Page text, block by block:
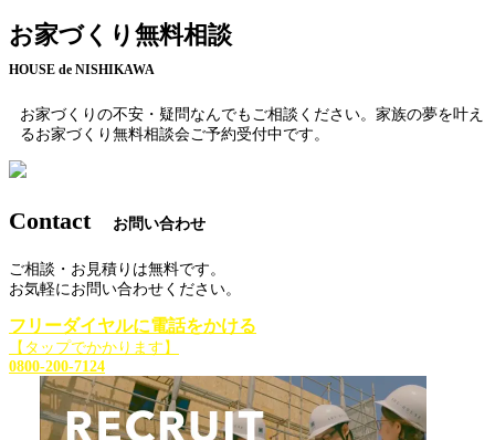
お家づくり無料相談
HOUSE de NISHIKAWA
お家づくりの不安・疑問なんでもご相談ください。家族の夢を叶え
るお家づくり無料相談会ご予約受付中です。
Contact お問い合わせ
ご相談・お見積りは無料です。
お気軽にお問い合わせください。
フリーダイヤルに電話をかける
【タップでかかります】
0800-200-7124